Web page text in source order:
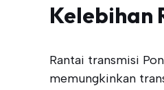
Kelebihan
Rantai transmisi
memungkinkan